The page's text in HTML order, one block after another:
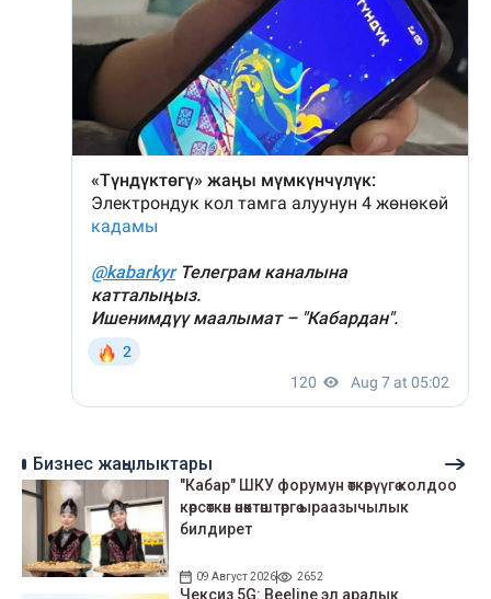
Бизнес жаңылыктары
"Кабар" ШКУ форумун өткөрүүгө колдоо
көрсөткөн өнөктөштөргө ыраазычылык
билдирет
09 Август 2026 2652
Чексиз 5G: Beeline эл аралык